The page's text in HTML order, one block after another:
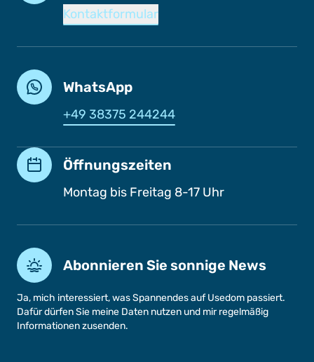
Kontaktformular
WhatsApp
+49 38375 244244
Öffnungszeiten
Montag bis Freitag 8-17 Uhr
Abonnieren Sie sonnige News
Ja, mich interessiert, was Spannendes auf Usedom passiert.
Dafür dürfen Sie meine Daten nutzen und mir regelmäßig
Informationen zusenden.